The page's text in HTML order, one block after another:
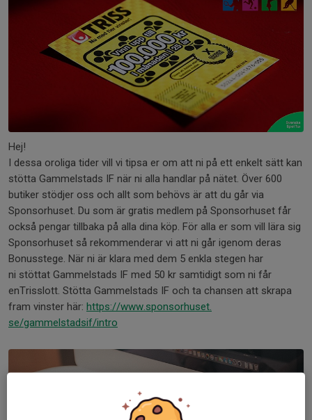
Hej!
I dessa oroliga tider vill vi tipsa er om att ni på ett enkelt sätt kan
stötta Gammelstads IF när ni alla handlar på nätet. Över 600
butiker stödjer oss och allt som behövs är att du går via
Sponsorhuset. Du som är gratis medlem på Sponsorhuset får
också pengar tillbaka på alla dina köp. För alla er som vill lära sig
Sponsorhuset så rekommenderar vi att ni går igenom deras
Bonusstege. När ni är klara med dem 5 enkla stegen har
ni stöttat Gammelstads IF med 50 kr samtidigt som ni får
enTrisslott. Stötta Gammelstads IF och ta chansen att skrapa
fram vinster här: https://www.sponsorhuset.
se/gammelstadsif/intro